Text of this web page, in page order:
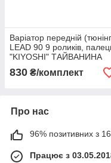
Варіатор передній
LEAD 90 9 роликів,
"KIYOSHI" ТАЙВАНИНА
830 ₴/комплект
Про нас
96% позитивних з
Працює з